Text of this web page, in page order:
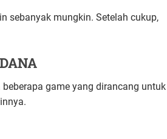
sebanyak mungkin. Setelah cukup,
game yang dirancang untuk